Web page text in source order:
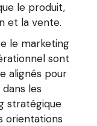
le produit,
et la vente.
le marketing
sont
alignés pour
les
stratégique
orientations